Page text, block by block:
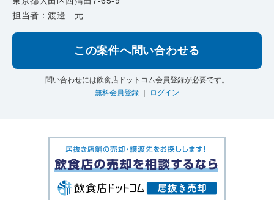
担当者：渡邊 元
この案件へ問い合わせる
問い合わせには飲食店ドットコム会員登録が必要です。
無料会員登録
ログイン